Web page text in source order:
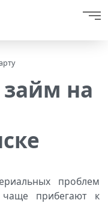
на
проблем
чаще прибегают к